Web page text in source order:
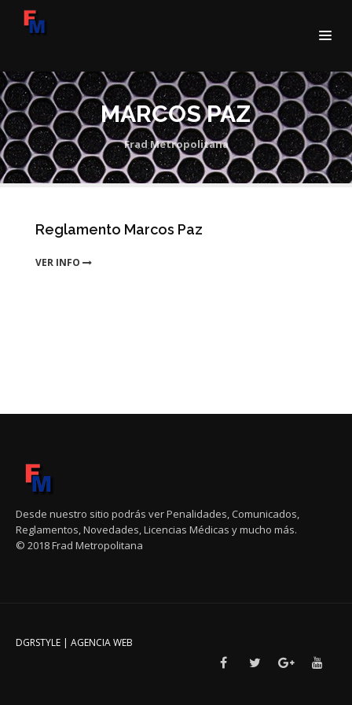
MARCOS PAZ
Frad Metropolitana
Reglamento Marcos Paz
VER INFO
Desde nuestro sitio podrás ver Penalidades, Comunicados,
Reglamentos, Novedades, Licencias Médicas y mucho más.
© 2018 Frad Metropolitana
DGRSTYLE | AGENCIA WEB